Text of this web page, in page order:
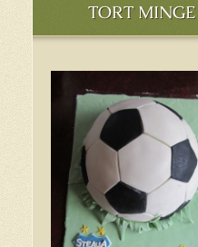
TORT MINGE